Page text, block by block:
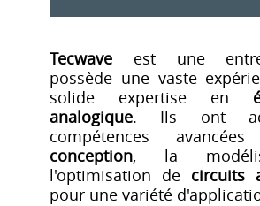
Tecwave est une
possède une vaste
solide expertise en
analogique. Ils ont
compétences
conception, la
l'optimisation de circuits
pour une variété